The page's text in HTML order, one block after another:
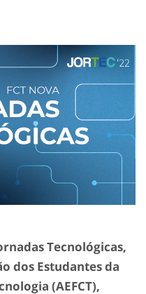
Tecnológicas,
dos Estudantes da
(AEFCT),